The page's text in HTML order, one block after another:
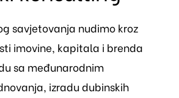
savjetovanja nudimo kroz
imovine, kapitala i brenda
sa međunarodnim
izradu dubinskih